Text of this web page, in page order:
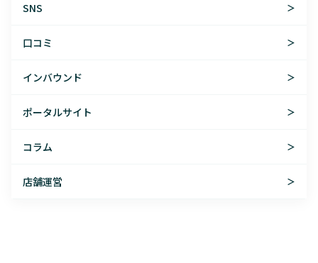
SNS ＞
口コミ ＞
インバウンド ＞
ポータルサイト ＞
コラム ＞
店舗運営 ＞